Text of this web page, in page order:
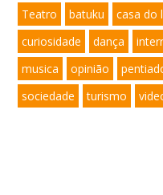
Teatro
batuku casa do
curiosidade
dança
musica
opinião
sociedade
turismo